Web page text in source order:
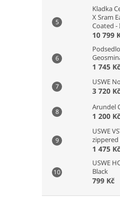
Kladka
X Sram
Coated -
10 799
1 745 Kč
USWE
3 720 Kč
Arundel
1 200 Kč
USWE
1 475 Kč
USWE
Black
799 Kč